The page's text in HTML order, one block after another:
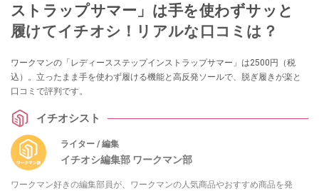
ストラップサマー」は手を使わずサッと
履けてイチオシ！リアルな口コミは？
ワークマンの「レディースステップインストラップサマー」は2500円（税
込）。立ったまま手を使わず履ける機能と高反発ソールで、脱ぎ履きが楽と
口コミで評判です。
イチオシスト
ライター / 編集
イチオシ編集部 ワークマン部
ワークマン好きの編集部員が、ワークマンの人気商品やおすすめ商品を発